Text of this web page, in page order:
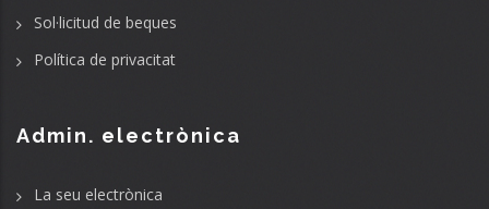
Sol·licitud de beques
Política de privacitat
Admin. electrònica
La seu electrònica